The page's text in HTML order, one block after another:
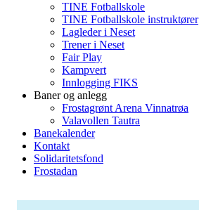
TINE Fotballskole
TINE Fotballskole instruktører
Lagleder i Neset
Trener i Neset
Fair Play
Kampvert
Innlogging FIKS
Baner og anlegg
Frostagrønt Arena Vinnatrøa
Valavollen Tautra
Banekalender
Kontakt
Solidaritetsfond
Frostadan